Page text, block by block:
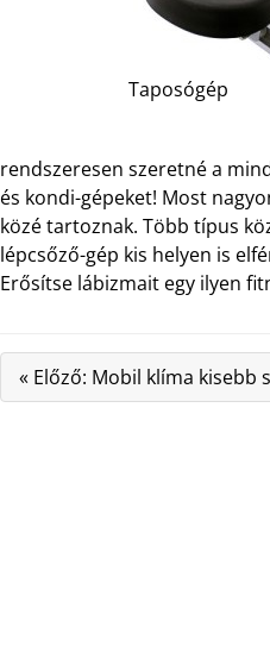
Taposógép
rendszeresen szeretné a
és kondi-gépeket! Most
közé tartoznak. Több típus
lépcsőző-gép kis helyen is
Erősítse lábizmait egy ilyen
« Előző: Mobil klíma kisebb